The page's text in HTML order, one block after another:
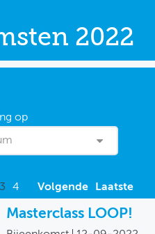
2022
3 4 Volgende Laatste
Masterclass LOOP!